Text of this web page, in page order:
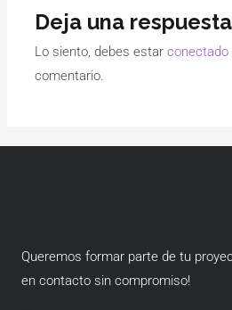
Deja una respuesta
Lo siento, debes estarconectado
comentario.
Queremos formar parte de tu
en contacto sin compromiso!